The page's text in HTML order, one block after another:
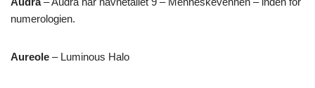
numerologien.
Aureole – Luminous Halo